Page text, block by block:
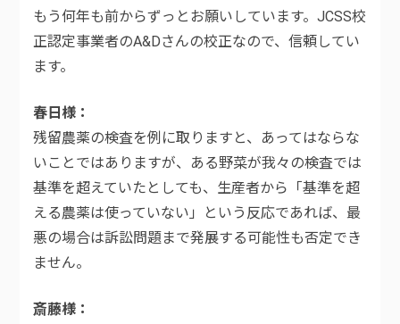
もう何年も前からずっとお願いしています。JCSS校
正認定事業者のA&Dさんの校正なので、信頼してい
ます。
春日様
残留農薬の検査を例に取りますと、あってはならな
いことではありますが、ある野菜が我々の検査では
基準を超えていたとしても、生産者から「基準を超
える農薬は使っていない」という反応であれば、最
悪の場合は訴訟問題まで発展する可能性も否定でき
ません。
斎藤様